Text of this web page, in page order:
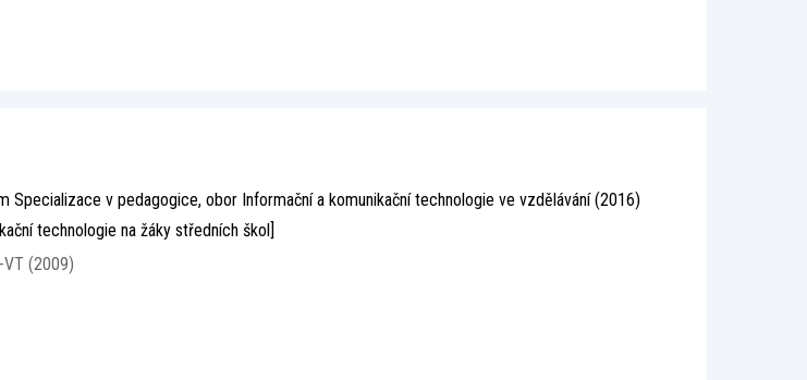
v pedagogice, obor Informační a komunikační technologie ve vzdělávání (2016)
technologie na žáky středních škol]
VT (2009)